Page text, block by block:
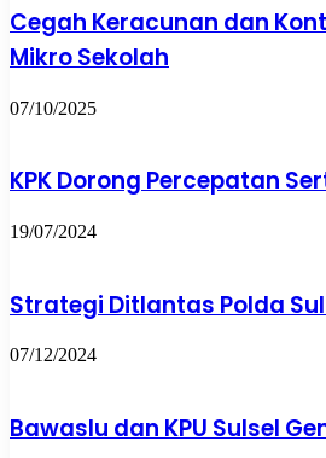
Cegah Keracunan dan
Mikro Sekolah
07/10/2025
KPK Dorong Percepatan
19/07/2024
Strategi Ditlantas Polda
07/12/2024
Bawaslu dan KPU Sulsel